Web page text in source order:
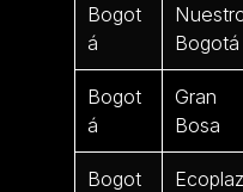
Bogot
á
Bogotá
Bogot
á
Gran
Bosa
Bogot